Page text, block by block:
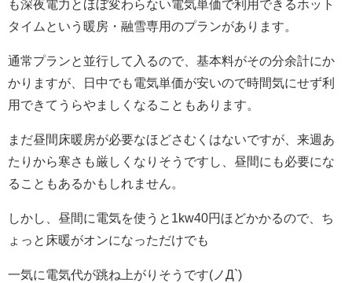
も深夜電力とほぼ変わらない電気単価で利用できるホット
タイムという暖房・融雪専用のプランがあります。
通常プランと並行して入るので、基本料がその分余計にか
かりますが、日中でも電気単価が安いので時間気にせず利
用できてうらやましくなることもあります。
まだ昼間床暖房が必要なほどさむくはないですが、来週あ
たりから寒さも厳しくなりそうですし、昼間にも必要にな
ることもあるかもしれません。
しかし、昼間に電気を使うと1kw40円ほどかかるので、ち
ょっと床暖がオンになっただけでも
一気に電気代が跳ね上がりそうです(ノД`)